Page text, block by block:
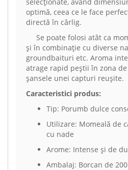
optimă, ceea ce le face
directă în cârlig.
Se poate folosi atât ca
și în combinație cu diverse
groundbaituri etc. Aroma
atrage rapid peștii în zona
șansele unei capturi reușite.
Caracteristici produs:
Tip: Porumb dulce
Utilizare: Momeală de
cu nade
Arome: Intense și de
Ambalaj: Borcan de